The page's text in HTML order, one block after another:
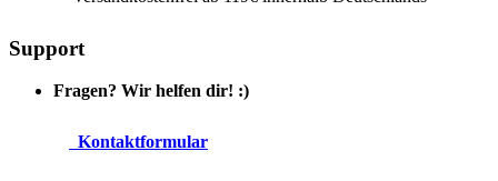
Support
Fragen? Wir helfen dir! :)
Kontaktformular